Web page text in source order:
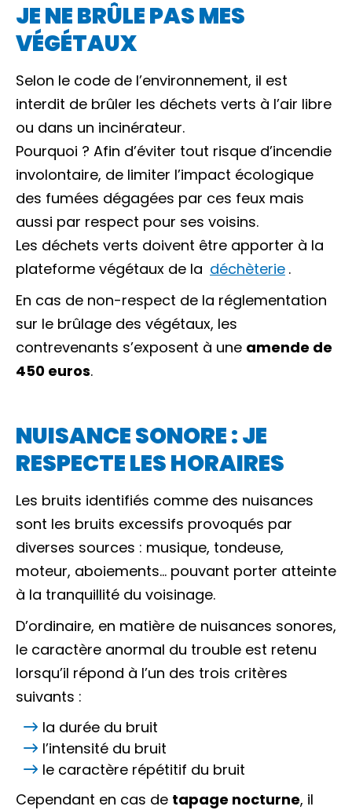
JE NE BRÛLE PAS MES
VÉGÉTAUX
Selon le code de l’environnement, il est
interdit de brûler les déchets verts à l’air libre
ou dans un incinérateur.
Pourquoi ? Afin d’éviter tout risque d’incendie
involontaire, de limiter l’impact écologique
des fumées dégagées par ces feux mais
aussi par respect pour ses voisins.
Les déchets verts doivent être apporter à la
plateforme végétaux de la déchèterie .
En cas de non-respect de la réglementation
sur le brûlage des végétaux, les
contrevenants s’exposent à une amende de
450 euros.
NUISANCE SONORE : JE
RESPECTE LES HORAIRES
Les bruits identifiés comme des nuisances
sont les bruits excessifs provoqués par
diverses sources : musique, tondeuse,
moteur, aboiements… pouvant porter atteinte
à la tranquillité du voisinage.
D’ordinaire, en matière de nuisances sonores,
le caractère anormal du trouble est retenu
lorsqu’il répond à l’un des trois critères
suivants :
la durée du bruit
l’intensité du bruit
le caractère répétitif du bruit
Cependant en cas de tapage nocturne, il